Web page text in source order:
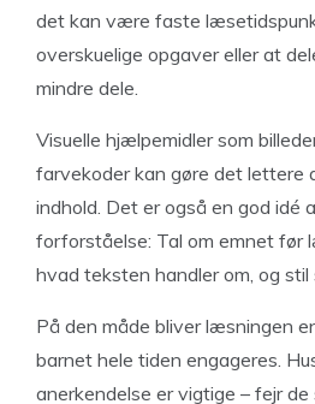
det kan være faste
overskuelige opgaver eller at
mindre dele.
Visuelle hjælpemidler som
farvekoder kan gøre det lettere
indhold. Det er også en god idé
forforståelse: Tal om emnet før
hvad teksten handler om, og stil
På den måde bliver læsningen
barnet hele tiden engageres.
anerkendelse er vigtige – fejr